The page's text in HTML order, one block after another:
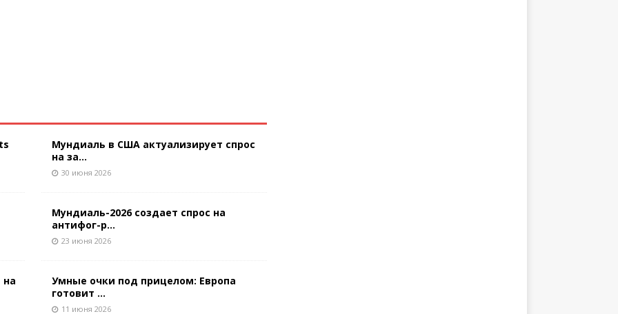
на
Мундиаль в США актуализирует спрос
на за...
30 июня 2026
Мундиаль-2026 создает спрос на
антифог-р...
23 июня 2026
Умные очки под прицелом: Европа
готовит ...
11 июня 2026